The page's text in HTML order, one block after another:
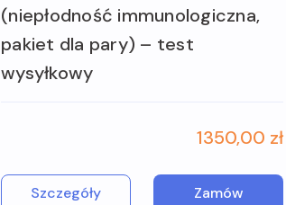
(niepłodność immunologiczna,
pakiet dla pary) – test
wysyłkowy
1350,00 zł
Szczegóły Zamów